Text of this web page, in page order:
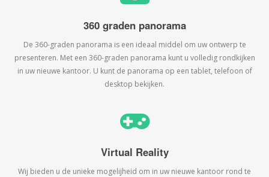
360 graden panorama
De 360-graden panorama is een ideaal middel om uw ontwerp te
presenteren. Met een 360-graden panorama kunt u volledig rondkijken
in uw nieuwe kantoor. U kunt de panorama op een tablet, telefoon of
desktop bekijken.
Virtual Reality
Wij bieden u de unieke mogelijheid om in uw nieuwe kantoor rond te